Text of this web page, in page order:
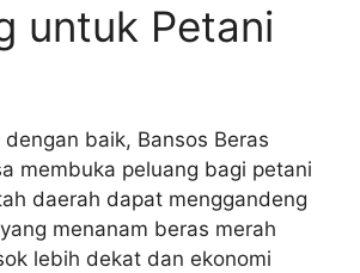
untuk Petani
baik, Bansos Beras
membuka peluang bagi petani
daerah dapat menggandeng
menanam beras merah
lebih dekat dan ekonomi